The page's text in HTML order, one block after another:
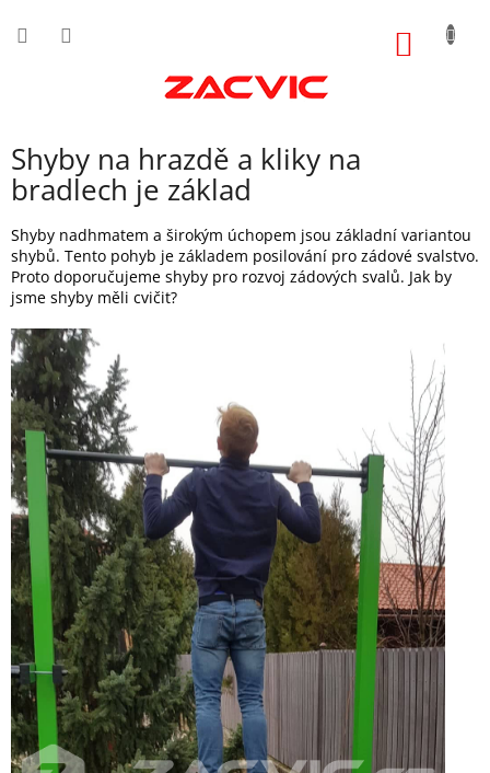
Shyby na hrazdě a kliky na
bradlech je základ
Shyby nadhmatem a širokým úchopem jsou základní variantou
shybů. Tento pohyb je základem posilování pro zádové svalstvo.
Proto doporučujeme shyby pro rozvoj zádových svalů. Jak by
jsme shyby měli cvičit?